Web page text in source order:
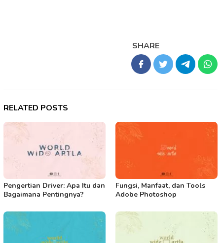
SHARE
RELATED POSTS
Pengertian Driver: Apa Itu dan
Bagaimana Pentingnya?
Fungsi, Manfaat, dan Tools
Adobe Photoshop